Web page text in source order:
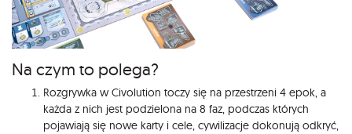
Na czym to polega?
Rozgrywka w Civolution toczy się na przestrzeni 4 epok, a
każda z nich jest podzielona na 8 faz, podczas których
pojawiają się nowe karty i cele, cywilizacje dokonują odkryć,